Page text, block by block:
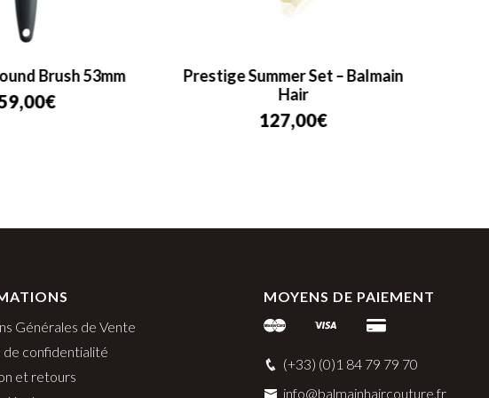
Brush 53mm
€
Prestige Summer Set – Balmain
Hair
127,00€
Générales de Vente
de confidentialité
et retours
MOYENS DE PAIEMENT
(+33) (0)1 84 79 79 70
info@balmainhaircouture.fr